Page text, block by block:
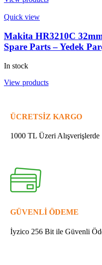
Quick view
Makita HR3210C
Spare Parts – Yedek
In stock
View products
ÜCRETSİZ KARGO
1000 TL Üzeri Alışverişlerde
GÜVENLİ ÖDEME
İyzico 256 Bit ile Güvenli